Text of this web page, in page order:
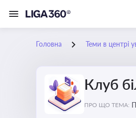
Головна Теми в центрі
Клуб
ПРО ЩО ТЕМА: